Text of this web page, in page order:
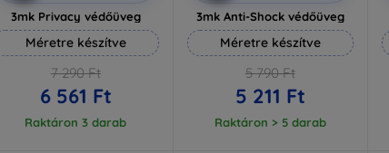
3mk Privacy védőüveg
Méretre készítve
7 290 Ft
6 561 Ft
Raktáron 3 darab
3mk Anti-Shock védőüveg
Méretre készítve
5 790 Ft
5 211 Ft
Raktáron > 5 darab